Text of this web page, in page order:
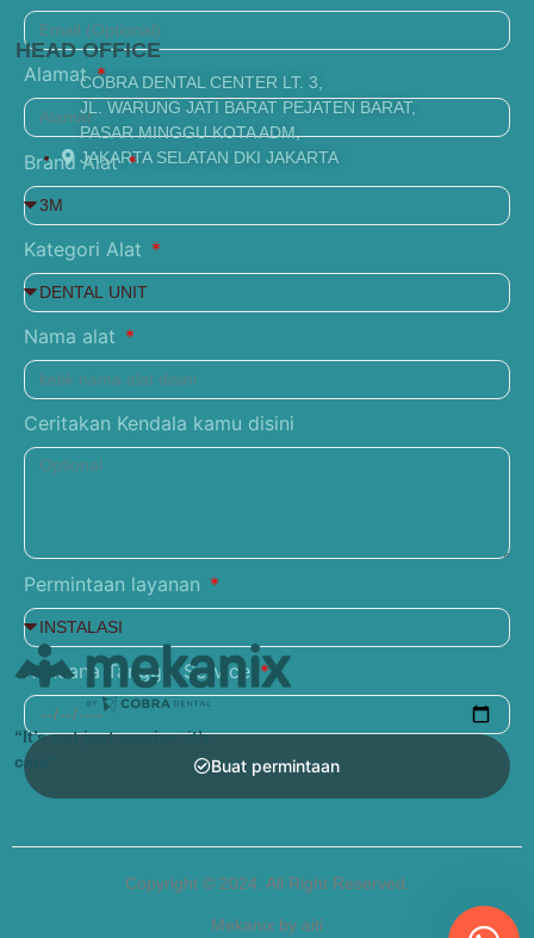
“It’s not just service, it’s
care”
HEAD OFFICE
COBRA DENTAL CENTER LT. 3,
JL. WARUNG JATI BARAT PEJATEN BARAT,
PASAR MINGGU KOTA ADM,
JAKARTA SELATAN DKI JAKARTA
Alamat
Brand Alat
Kategori Alat
Nama alat
Ceritakan Kendala kamu disini
Permintaan layanan
Rencana Tanggal Service
Buat permintaan
Mekanix by aiti
Copyright © 2024. All Right Reserved.